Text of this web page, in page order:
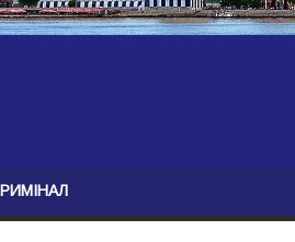
керівництва армії